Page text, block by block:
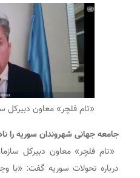
«تام فلچر» معاون دبیرکل
جامعه جهانی شهروندان سوریه را
«تام فلچر» معاون دبیرکل
درباره تحولات سوریه گفت: «با